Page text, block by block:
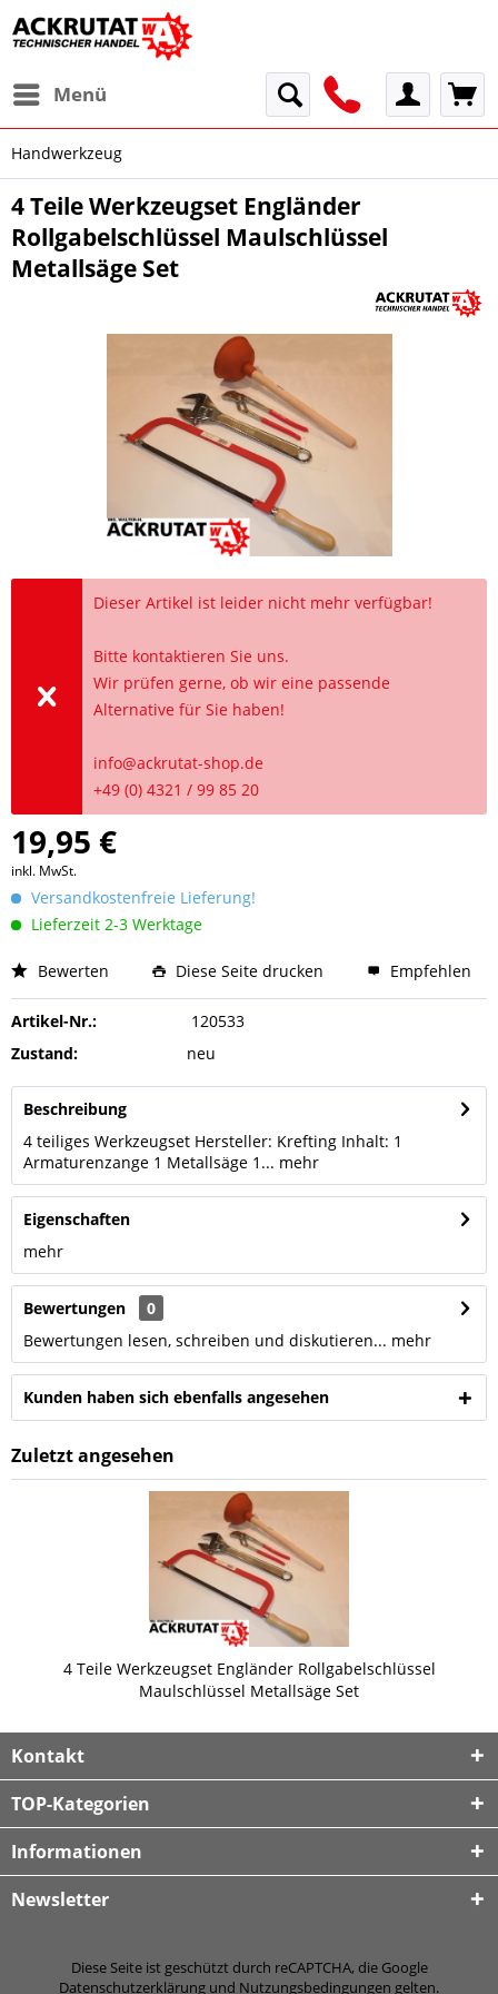
Menü
Handwerkzeug
4 Teile Werkzeugset Engländer
Rollgabelschlüssel Maulschlüssel
Metallsäge Set
Dieser Artikel ist leider nicht mehr verfügbar!
Bitte kontaktieren Sie uns.
Wir prüfen gerne, ob wir eine passende
Alternative für Sie haben!
info@ackrutat-shop.de
+49 (0) 4321 / 99 85 20
19,95 €
inkl. MwSt.
Versandkostenfreie Lieferung!
Lieferzeit 2-3 Werktage
Bewerten Diese Seite drucken Empfehlen
Artikel-Nr.:
120533
Zustand:
neu
Beschreibung
4 teiliges Werkzeugset Hersteller: Krefting Inhalt: 1
Armaturenzange 1 Metallsäge 1... mehr
Eigenschaften
mehr
Bewertungen
0
Bewertungen lesen, schreiben und diskutieren... mehr
Kunden haben sich ebenfalls angesehen
Zuletzt angesehen
4 Teile Werkzeugset Engländer Rollgabelschlüssel
Maulschlüssel Metallsäge Set
Kontakt
TOP-Kategorien
Informationen
Newsletter
Diese Seite ist geschützt durch reCAPTCHA, die Google
Datenschutzerklärung und Nutzungsbedingungen gelten.